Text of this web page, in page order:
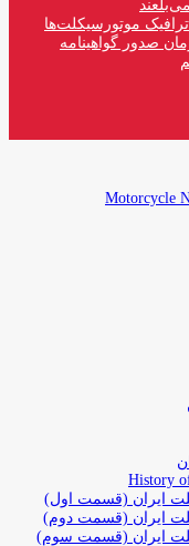
موتورسیکلت‌ها
صدور گواهینامه
History
ایران (قسمت اول)
ایران (قسمت دوم)
ایران (قسمت سوم)